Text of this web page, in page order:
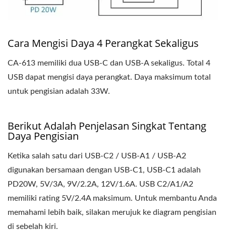
Cara Mengisi Daya 4 Perangkat Sekaligus
CA-613 memiliki dua USB-C dan USB-A sekaligus. Total 4
USB dapat mengisi daya perangkat. Daya maksimum total
untuk pengisian adalah 33W.
Berikut Adalah Penjelasan Singkat Tentang
Daya Pengisian
Ketika salah satu dari USB-C2 / USB-A1 / USB-A2
digunakan bersamaan dengan USB-C1, USB-C1 adalah
PD20W, 5V/3A, 9V/2.2A, 12V/1.6A. USB C2/A1/A2
memiliki rating 5V/2.4A maksimum. Untuk membantu Anda
memahami lebih baik, silakan merujuk ke diagram pengisian
di sebelah kiri.